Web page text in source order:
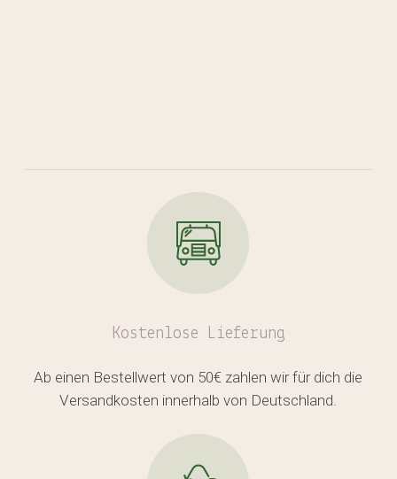
Kostenlose Lieferung
Ab einen Bestellwert von 50€ zahlen wir für dich die
Versandkosten innerhalb von Deutschland.